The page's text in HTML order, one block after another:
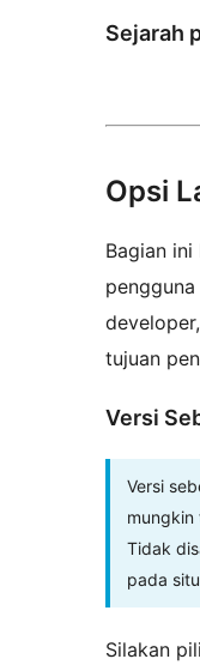
Sejarah
Opsi
Bagian
tujuan
Versi
Versi
mungkin
Tidak
pada
Silakan